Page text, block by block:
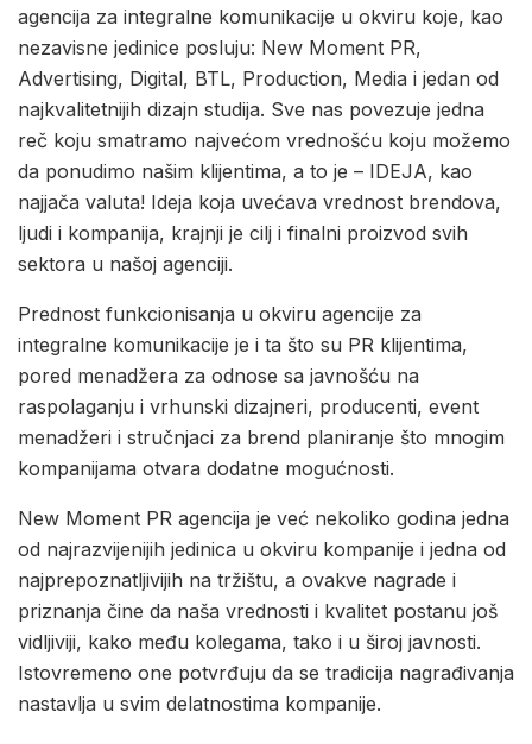
agencija za integralne komunikacije u okviru koje, kao
nezavisne jedinice posluju: New Moment PR,
Advertising, Digital, BTL, Production, Media i jedan od
najkvalitetnijih dizajn studija. Sve nas povezuje jedna
reč koju smatramo najvećom vrednošću koju možemo
da ponudimo našim klijentima, a to je – IDEJA, kao
najjača valuta! Ideja koja uvećava vrednost brendova,
ljudi i kompanija, krajnji je cilj i finalni proizvod svih
sektora u našoj agenciji.
Prednost funkcionisanja u okviru agencije za
integralne komunikacije je i ta što su PR klijentima,
pored menadžera za odnose sa javnošću na
raspolaganju i vrhunski dizajneri, producenti, event
menadžeri i stručnjaci za brend planiranje što mnogim
kompanijama otvara dodatne mogućnosti.
New Moment PR agencija je već nekoliko godina jedna
od najrazvijenijih jedinica u okviru kompanije i jedna od
najprepoznatljivijih na tržištu, a ovakve nagrade i
priznanja čine da naša vrednosti i kvalitet postanu još
vidljiviji, kako među kolegama, tako i u široj javnosti.
Istovremeno one potvrđuju da se tradicija nagrađivanja
nastavlja u svim delatnostima kompanije.